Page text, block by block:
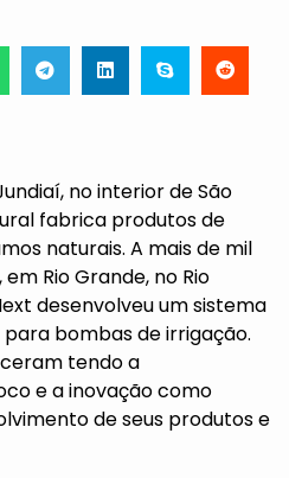
no interior de São
fabrica produtos de
naturais. A mais de mil
Rio Grande, no Rio
desenvolveu um sistema
bombas de irrigação.
tendo a
e a inovação como
de seus produtos e